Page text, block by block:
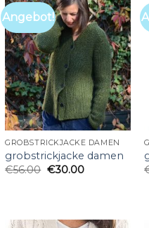
Angebot!
GROBSTRICKJACKE DAMEN
grobstrickjacke damen
€56.00 €30.00